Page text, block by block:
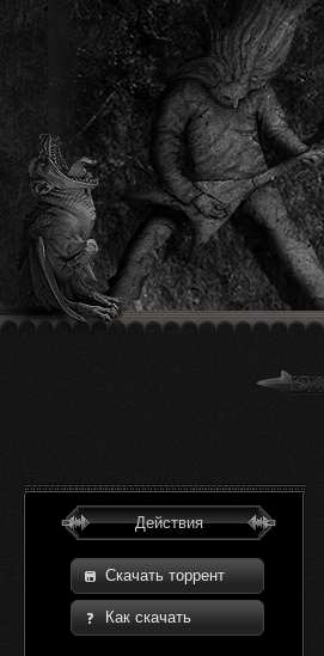
Действия
Скачать торрент
Как скачать